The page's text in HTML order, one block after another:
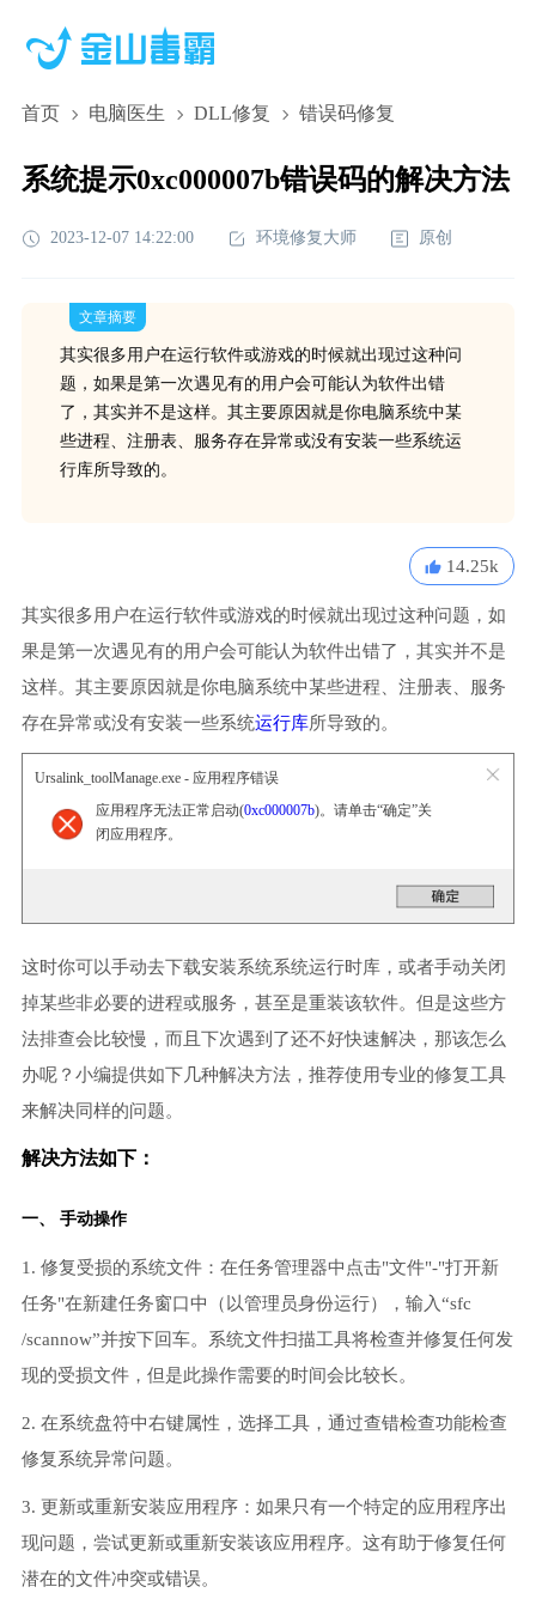
首页 电脑医生 DLL修复 错误码修复
系统提示0xc000007b错误码的解决方法
2023-12-07 14:22:00 环境修复大师 原创
文章摘要
其实很多用户在运行软件或游戏的时候就出现过这种问
题，如果是第一次遇见有的用户会可能认为软件出错
了，其实并不是这样。其主要原因就是你电脑系统中某
些进程、注册表、服务存在异常或没有安装一些系统运
行库所导致的。
14.25k
其实很多用户在运行软件或游戏的时候就出现过这种问题，如
果是第一次遇见有的用户会可能认为软件出错了，其实并不是
这样。其主要原因就是你电脑系统中某些进程、注册表、服务
存在异常或没有安装一些系统运行库所导致的。
Ursalink_toolManage.exe - 应用程序错误
应用程序无法正常启动(0xc000007b)。请单击“确定”关
闭应用程序。
这时你可以手动去下载安装系统系统运行时库，或者手动关闭
掉某些非必要的进程或服务，甚至是重装该软件。但是这些方
法排查会比较慢，而且下次遇到了还不好快速解决，那该怎么
办呢？小编提供如下几种解决方法，推荐使用专业的修复工具
来解决同样的问题。
解决方法如下：
一、 手动操作
1. 修复受损的系统文件：在任务管理器中点击"文件"-"打开新
任务"在新建任务窗口中（以管理员身份运行），输入“sfc
/scannow”并按下回车。系统文件扫描工具将检查并修复任何发
现的受损文件，但是此操作需要的时间会比较长。
2. 在系统盘符中右键属性，选择工具，通过查错检查功能检查
修复系统异常问题。
3. 更新或重新安装应用程序：如果只有一个特定的应用程序出
现问题，尝试更新或重新安装该应用程序。这有助于修复任何
潜在的文件冲突或错误。